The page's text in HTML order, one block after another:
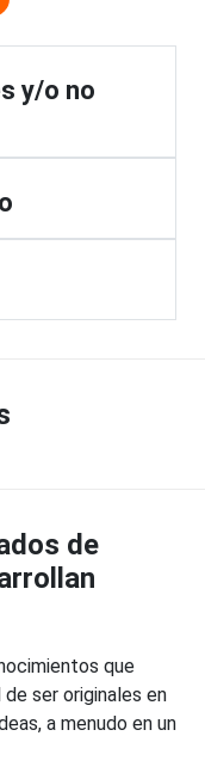
y/o no
de
que
ser originales en
a menudo en un